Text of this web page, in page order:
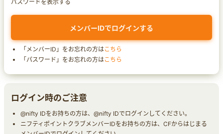
パスワードを表示する
「メンバーID」をお忘れの方はこちら
「パスワード」をお忘れの方はこちら
ログイン時のご注意
@nifty IDをお持ちの方は、@nifty IDでログインしてください。
ニフティポイントクラブメンバーIDをお持ちの方は、CFからはじまる